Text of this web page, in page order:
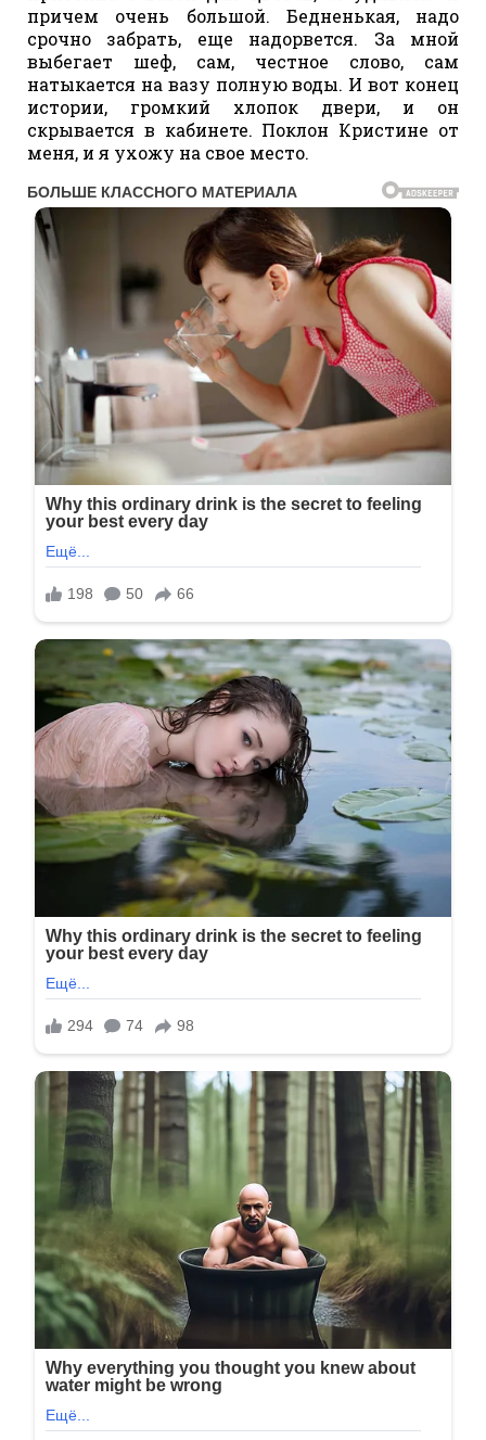
причем очень большой. Бедненькая, надо
срочно забрать, еще надорвется. За мной
выбегает шеф, сам, честное слово, сам
натыкается на вазу полную воды. И вот конец
истории, громкий хлопок двери, и он
скрывается в кабинете. Поклон Кристине от
меня, и я ухожу на свое место.